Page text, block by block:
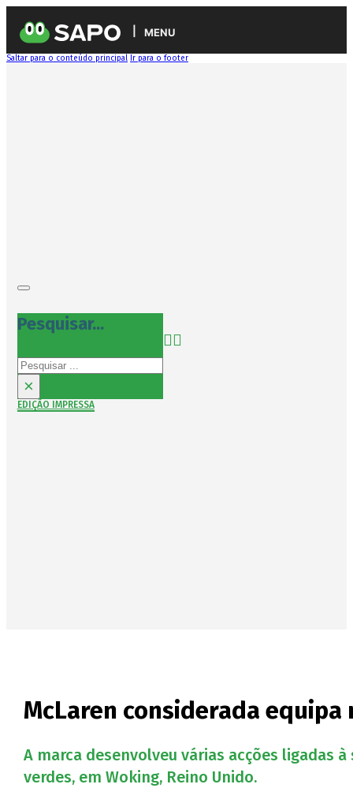
MENU
Saltar para o conteúdo principal Ir para o footer
Pesquisar...
Pesquisar
×
EDIÇÃO IMPRESSA
McLaren considerada equipa
A marca desenvolveu várias acções ligadas
verdes, em Woking, Reino Unido.